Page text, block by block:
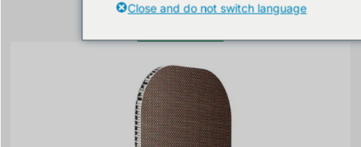
获取报价
Close and do not switch language